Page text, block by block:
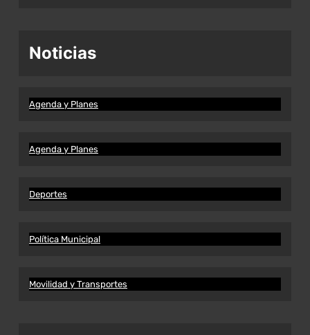
Noticias
Agenda y Planes
Agenda y Planes
Deportes
Política Municipal
Movilidad y Transportes